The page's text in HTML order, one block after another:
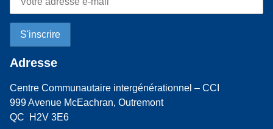
Adresse
Centre Communautaire intergénérationnel – CCI
999 Avenue McEachran, Outremont
QC H2V 3E6